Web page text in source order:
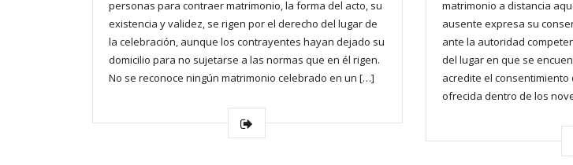
personas para contraer matrimonio, la forma del acto, su
existencia y validez, se rigen por el derecho del lugar de
la celebración, aunque los contrayentes hayan dejado su
domicilio para no sujetarse a las normas que en él rigen.
No se reconoce ningún matrimonio celebrado en un […]
matrimonio a distancia
ausente expresa su
ante la autoridad
del lugar en que se
acredite el
ofrecida dentro de los